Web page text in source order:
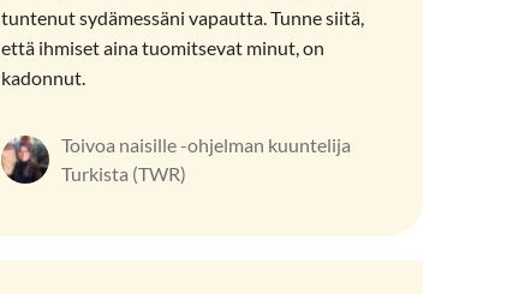
tuntenut sydämessäni vapautta. Tunne siitä,
että ihmiset aina tuomitsevat minut, on
kadonnut.
Toivoa naisille -ohjelman kuuntelija
Turkista (TWR)